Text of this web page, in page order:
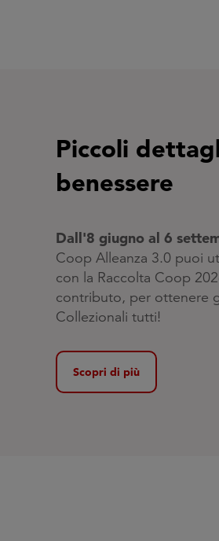
Piccoli
benessere
Dall'8 giugno al 6
Coop Alleanza 3.0 puoi
con la Raccolta Coop
contributo, per ottenere
Collezionali tutti!
Scopri di più